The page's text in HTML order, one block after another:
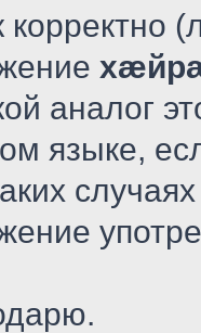
корректно
аналог
языке,